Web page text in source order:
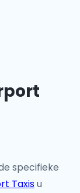
specifieke
Taxisu